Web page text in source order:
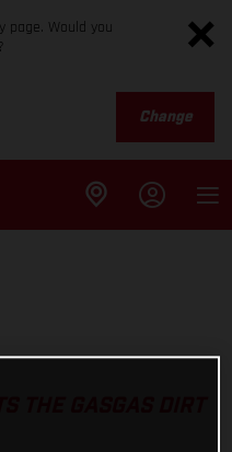
page. Would you
Change
THE GASGAS DIRT